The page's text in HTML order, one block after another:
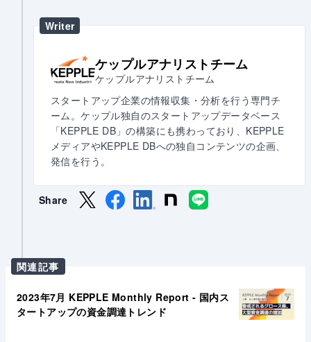
Writer
ケップルアナリストチーム
ケップルアナリストチーム
スタートアップ企業の情報収集・分析を行う専門チ
ーム。ケップル独自のスタートアップデータベース
「KEPPLE DB」の構築にも携わっており、KEPPLE
メディアやKEPPLE DBへの独自コンテンツの企画、
発信を行う。
Share
関連記事
2023年7月 KEPPLE Monthly Report - 国内ス
タートアップの資金調達トレンド